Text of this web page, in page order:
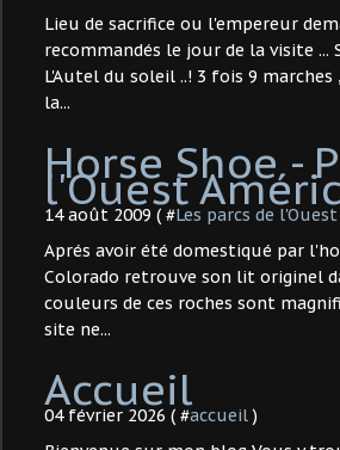
Lieu de sacrifice ou l'empereur
recommandés le jour de la visite ...
L'Autel du soleil ..! 3 fois 9
la...
Horse Shoe -
l'Ouest
14 août 2009 ( #Les parcs de
Aprés avoir été domestiqué par
Colorado retrouve son lit originel
couleurs de ces roches sont
site ne...
Accueil
04 février 2026 ( #accueil)